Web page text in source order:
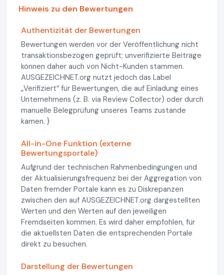
Hinweis zu den Bewertungen
Authentizität der Bewertungen
Bewertungen werden vor der Veröffentlichung nicht
transaktionsbezogen geprüft; unverifizierte Beiträge
können daher auch von Nicht-Kunden stammen.
AUSGEZEICHNET.org nutzt jedoch das Label
„Verifiziert“ für Bewertungen, die auf Einladung eines
Unternehmens (z. B. via Review Collector) oder durch
manuelle Belegprüfung unseres Teams zustande
kamen. }
All-in-One Funktion (externe
Bewertungsportale)
Aufgrund der technischen Rahmenbedingungen und
der Aktualisierungsfrequenz bei der Aggregation von
Daten fremder Portale kann es zu Diskrepanzen
zwischen den auf AUSGEZEICHNET.org dargestellten
Werten und den Werten auf den jeweiligen
Fremdseiten kommen. Es wird daher empfohlen, für
die aktuellsten Daten die entsprechenden Portale
direkt zu besuchen.
Darstellung der Bewertungen